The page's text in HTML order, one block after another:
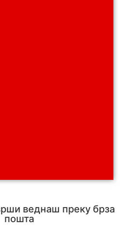
веднаш преку брза
пошта